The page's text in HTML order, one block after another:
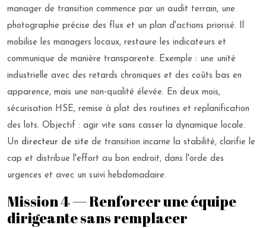
manager de transition commence par un audit terrain, une
photographie précise des flux et un plan d'actions priorisé. Il
mobilise les managers locaux, restaure les indicateurs et
communique de manière transparente. Exemple : une unité
industrielle avec des retards chroniques et des coûts bas en
apparence, mais une non‑qualité élevée. En deux mois,
sécurisation HSE, remise à plat des routines et replanification
des lots. Objectif : agir vite sans casser la dynamique locale.
Un directeur de site de transition incarne la stabilité, clarifie le
cap et distribue l'effort au bon endroit, dans l'orde des
urgences et avec un suivi hebdomadaire.
Mission 4 — Renforcer une équipe
dirigeante sans remplacer